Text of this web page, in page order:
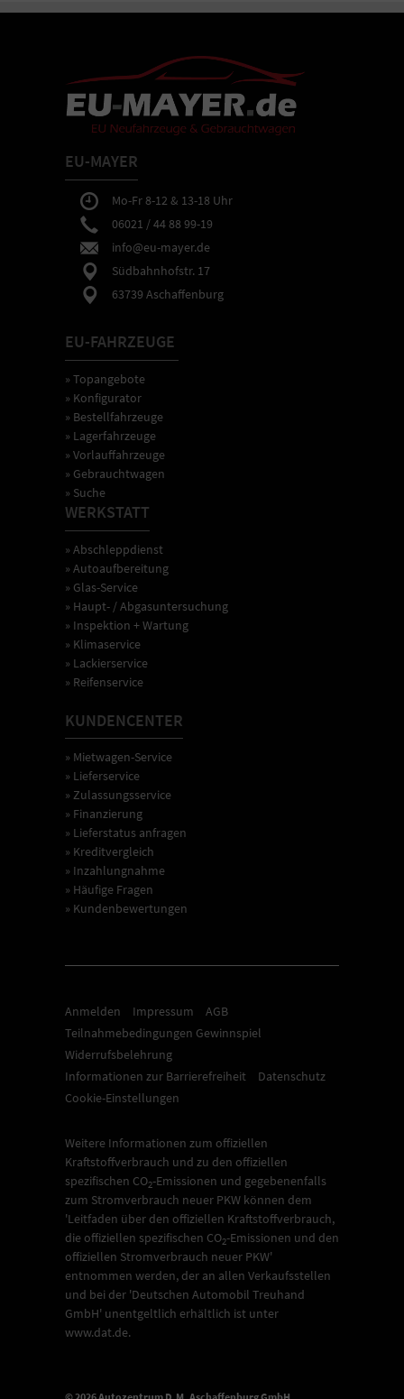
EU-MAYER
Mo-Fr 8-12 & 13-18 Uhr
06021 / 44 88 99-19
info@eu-mayer.de
Südbahnhofstr. 17
63739 Aschaffenburg
EU-FAHRZEUGE
» Topangebote
» Konfigurator
» Bestellfahrzeuge
» Lagerfahrzeuge
» Vorlauffahrzeuge
» Gebrauchtwagen
» Suche
WERKSTATT
» Abschleppdienst
» Autoaufbereitung
» Glas-Service
» Haupt- / Abgasuntersuchung
» Inspektion + Wartung
» Klimaservice
» Lackierservice
» Reifenservice
KUNDENCENTER
» Mietwagen-Service
» Lieferservice
» Zulassungsservice
» Finanzierung
» Lieferstatus anfragen
» Kreditvergleich
» Inzahlungnahme
» Häufige Fragen
» Kundenbewertungen
Anmelden Impressum
AGB
Teilnahmebedingungen Gewinnspiel
Widerrufsbelehrung
Informationen zur Barrierefreiheit
Datenschutz
Cookie-Einstellungen
Weitere Informationen zum offiziellen
Kraftstoffverbrauch und zu den offiziellen
spezifischen CO2-Emissionen und gegebenenfalls
zum Stromverbrauch neuer PKW können dem
'Leitfaden über den offiziellen Kraftstoffverbrauch,
die offiziellen spezifischen CO2-Emissionen und den
offiziellen Stromverbrauch neuer PKW'
entnommen werden, der an allen Verkaufsstellen
und bei der 'Deutschen Automobil Treuhand
GmbH' unentgeltlich erhältlich ist unter
www.dat.de.